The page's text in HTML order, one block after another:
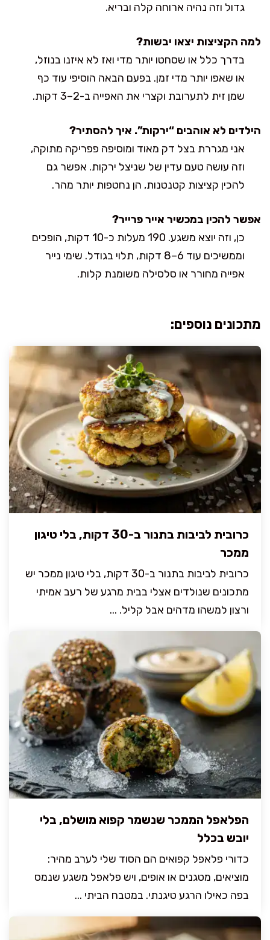
גדול וזה נהיה ארוחה קלה ובריא.
למה הקציצות יצאו יבשות?
בדרך כלל או שסחטו יותר מדי ואז לא איזנו בנוזל,
או שאפו יותר מדי זמן. בפעם הבאה הוסיפי עוד כף
שמן זית לתערובת וקצרי את האפייה ב-2–3 דקות.
הילדים לא אוהבים “ירקות”. איך להסתיר?
אני מגררת בצל דק מאוד ומוסיפה פפריקה מתוקה,
וזה עושה טעם עדין של שניצל ירקות. אפשר גם
להכין קציצות קטנטנות, הן נחטפות יותר מהר.
אפשר להכין במכשיר אייר פרייר?
כן, וזה יוצא משגע. 190 מעלות כ-10 דקות, הופכים
וממשיכים עוד 6–8 דקות, תלוי בגודל. שימי נייר
אפייה מחורר או סלסילה משומנת קלות.
מתכונים נוספים:
כרובית לביבות בתנור ב-30 דקות, בלי טיגון
ממכר
כרובית לביבות בתנור ב-30 דקות, בלי טיגון ממכר יש
מתכונים שנולדים אצלי בבית מרגע של רעב אמיתי
ורצון למשהו מדהים אבל קליל. ...
הפלאפל הממכר שנשמר קפוא מושלם, בלי
יובש בכלל
כדורי פלאפל קפואים הם הסוד שלי לערב מהיר:
מוציאים, מטגנים או אופים, ויש פלאפל משגע שנמס
בפה כאילו הרגע טיגנתי. במטבח הביתי ...